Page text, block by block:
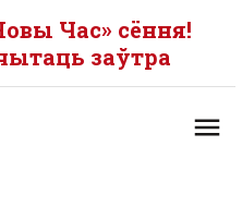
Час» сёння!
заўтра